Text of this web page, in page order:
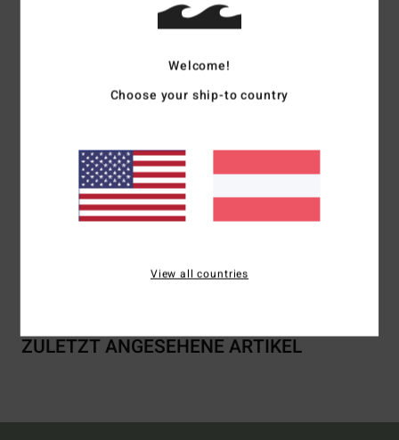
Farbcodetpe
Material: Baumwoll-Jersey
Druckgrafik aus Farbe, die sich weich anfühlt
Zusammensetzung[Hauptstoff] 100 % Baumwolle
Versand & Rückversand
ZULETZT ANGESEHENE ARTIKEL
Welcome!
Choose your ship-to country
View all countries